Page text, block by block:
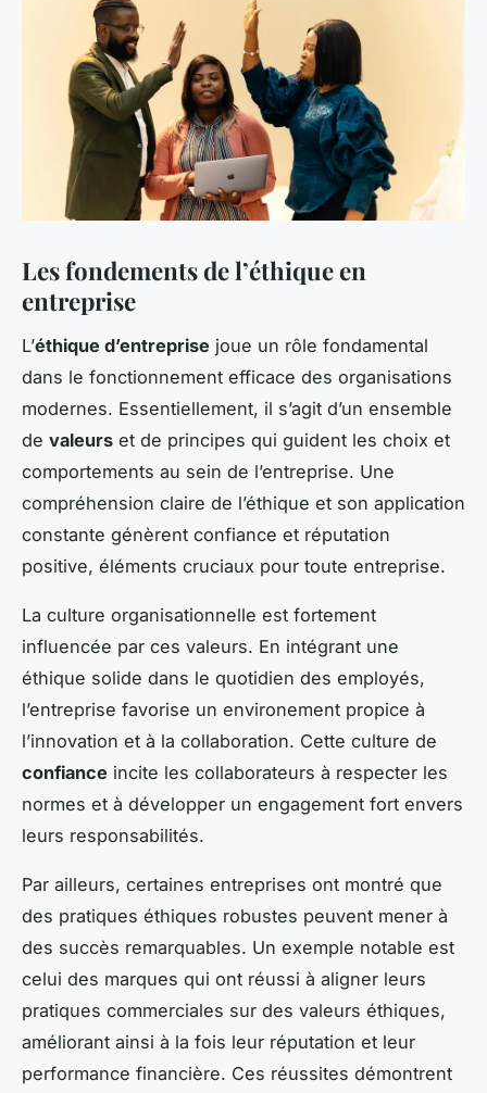
Les fondements de l’éthique en
entreprise
L’éthique d’entreprise joue un rôle fondamental
dans le fonctionnement efficace des organisations
modernes. Essentiellement, il s’agit d’un ensemble
de valeurs et de principes qui guident les choix et
comportements au sein de l’entreprise. Une
compréhension claire de l’éthique et son application
constante génèrent confiance et réputation
positive, éléments cruciaux pour toute entreprise.
La culture organisationnelle est fortement
influencée par ces valeurs. En intégrant une
éthique solide dans le quotidien des employés,
l’entreprise favorise un environement propice à
l’innovation et à la collaboration. Cette culture de
confiance incite les collaborateurs à respecter les
normes et à développer un engagement fort envers
leurs responsabilités.
Par ailleurs, certaines entreprises ont montré que
des pratiques éthiques robustes peuvent mener à
des succès remarquables. Un exemple notable est
celui des marques qui ont réussi à aligner leurs
pratiques commerciales sur des valeurs éthiques,
améliorant ainsi à la fois leur réputation et leur
performance financière. Ces réussites démontrent